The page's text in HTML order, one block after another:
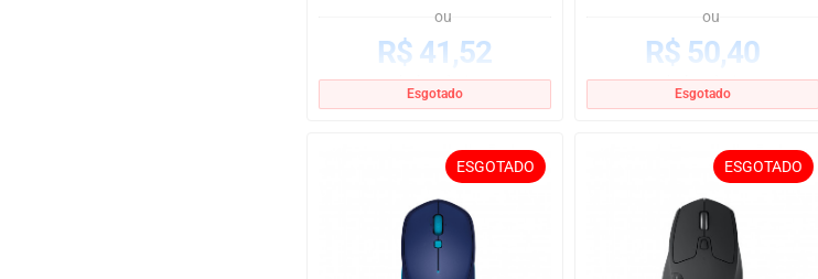
ou
R$ 41,52
no boleto à vista
Esgotado
ou
R$ 50,40
no boleto à vista
Esgotado
ESGOTADO ESGOTADO